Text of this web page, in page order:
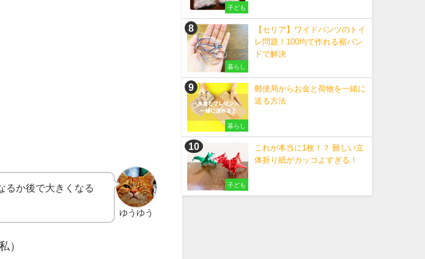
ゆうゆう
るか後で大きくなる
）
子ども
暮らし
【セリア】ワイドパンツのトイ
レ問題！100均で作れる裾バン
ドで解決
暮らし
郵便局からお金と荷物を一緒に
送る方法
子ども
これが本当に1枚！？ 難しい立
体折り紙がカッコよすぎる！